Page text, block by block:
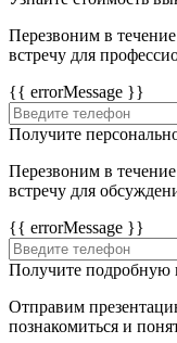
Перезвоним в
встречу для
{{ errorMessage }}
Получите
Перезвоним в
встречу для
{{ errorMessage }}
Получите подробную
Отправим
познакомиться и